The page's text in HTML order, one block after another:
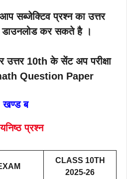
सब्जेक्टिव प्रश्न का उत्तर
डाउनलोड कर सकते है ।
उत्तर 10th के सेंट अप परीक्षा
Question Paper
खण्ड ब
प्रश्न
CLASS 10TH
2025-26